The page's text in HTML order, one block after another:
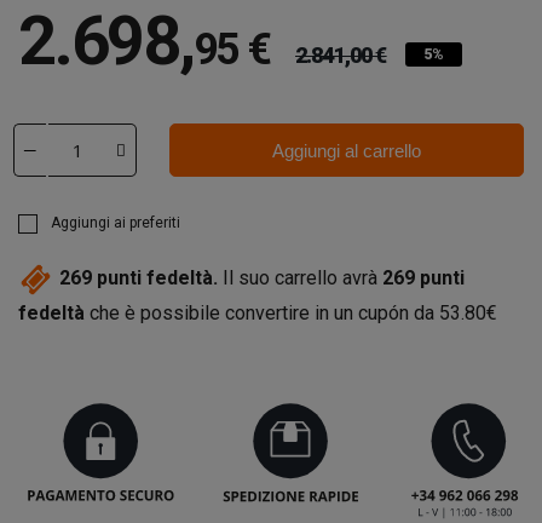
2.698,95 € 2.841,00 € 5%
Aggiungi al carrello
Aggiungi ai preferiti
269 punti fedeltà. Il suo carrello avrà 269 punti
fedeltà che è possibile convertire in un cupón da 53.80€